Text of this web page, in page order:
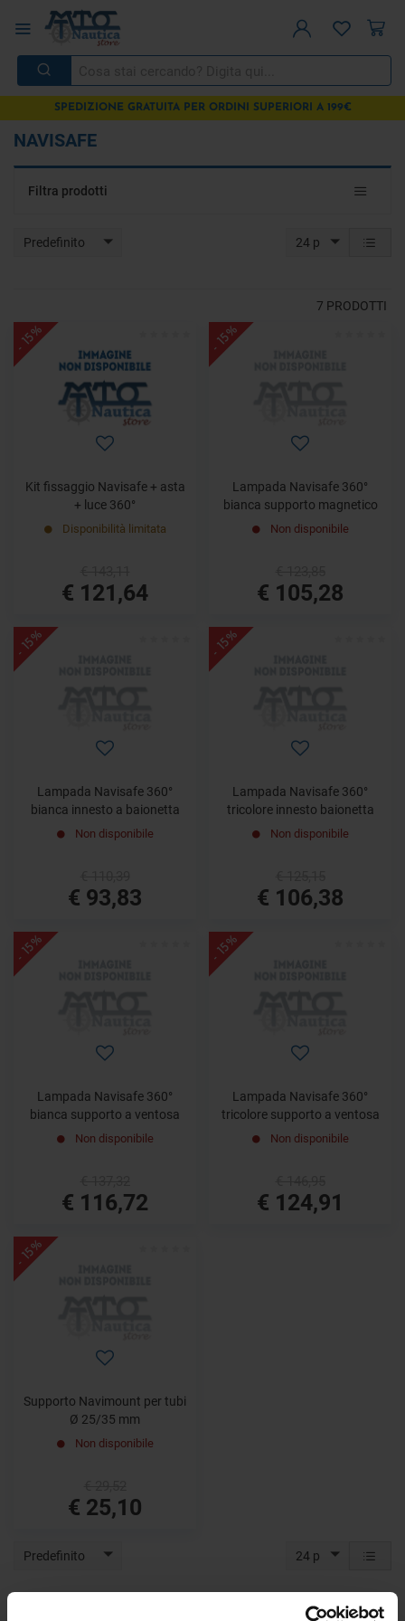
SPEDIZIONE GRATUITA PER ORDINI SUPERIORI A 199€
NAVISAFE
Toggle
Filtra prodotti
Predefinito 24 p
7 PRODOTTI
- 15%
Kit fissaggio Navisafe + asta
+ luce 360°
Disponibilità limitata
€ 121,64
- 15%
Lampada Navisafe 360°
bianca supporto magnetico
Non disponibile
€ 105,28
- 15%
Lampada Navisafe 360°
bianca innesto a baionetta
Non disponibile
€ 93,83
- 15%
Lampada Navisafe 360°
tricolore innesto baionetta
Non disponibile
€ 106,38
- 15%
Lampada Navisafe 360°
bianca supporto a ventosa
Non disponibile
€ 116,72
- 15%
Lampada Navisafe 360°
tricolore supporto a ventosa
Non disponibile
€ 124,91
- 15%
Supporto Navimount per tubi
Ø 25/35 mm
Non disponibile
€ 25,10
Predefinito 24 p